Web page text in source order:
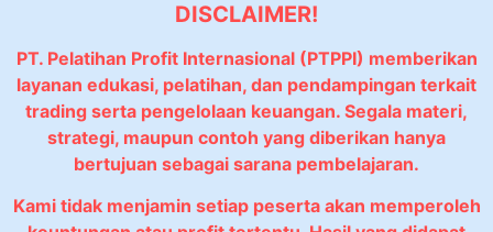
DISCLAIMER!
PT. Pelatihan Profit Internasional (PTPPI) memberikan
layanan edukasi, pelatihan, dan pendampingan terkait
trading serta pengelolaan keuangan. Segala materi,
strategi, maupun contoh yang diberikan hanya
bertujuan sebagai sarana pembelajaran.
Kami tidak menjamin setiap peserta akan memperoleh